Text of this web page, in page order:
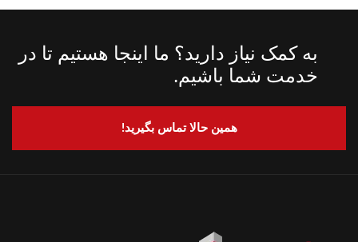
به کمک نیاز دارید؟ ما اینجا هستیم تا در
خدمت شما باشیم.
همین حالا تماس بگیرید!